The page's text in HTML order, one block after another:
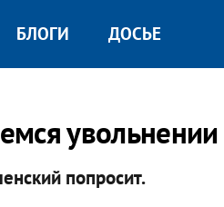
БЛОГИ ДОСЬЕ
увольнении
попросит.